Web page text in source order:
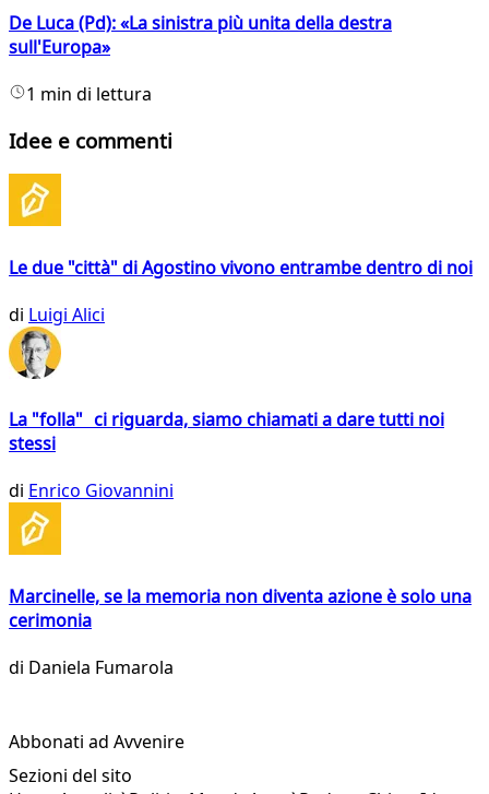
De Luca (Pd): «La sinistra più unita della destra
sull'Europa»
1 min di lettura
Idee e commenti
Le due "città" di Agostino vivono entrambe dentro di noi
di Luigi Alici
La "folla" ci riguarda, siamo chiamati a dare tutti noi
stessi
di Enrico Giovannini
Marcinelle, se la memoria non diventa azione è solo una
cerimonia
di Daniela Fumarola
Abbonati ad Avvenire
Sezioni del sito